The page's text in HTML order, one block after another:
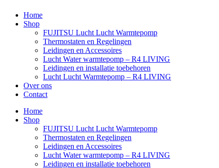
Home
Shop
FUJITSU Lucht Lucht Warmtepomp
Thermostaten en Regelingen
Leidingen en Accessoires
Lucht Water warmtepomp – R4 LIVING
Leidingen en installatie toebehoren
Lucht Lucht Warmtepomp – R4 LIVING
Over ons
Contact
Home
Shop
FUJITSU Lucht Lucht Warmtepomp
Thermostaten en Regelingen
Leidingen en Accessoires
Lucht Water warmtepomp – R4 LIVING
Leidingen en installatie toebehoren